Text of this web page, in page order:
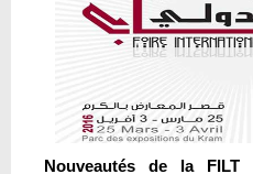
Nouveautés de la